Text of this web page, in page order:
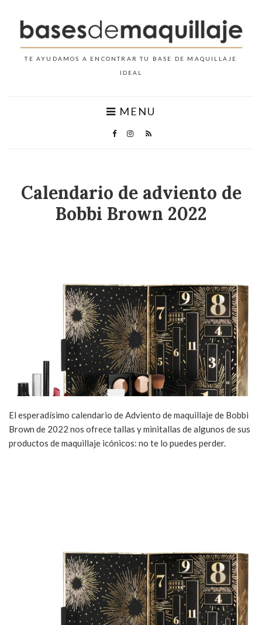
MENU
Calendario de adviento de
Bobbi Brown 2022
El esperadísimo calendario de Adviento de maquillaje de Bobbi
Brown de 2022 nos ofrece tallas y minitallas de algunos de sus
productos de maquillaje icónicos: no te lo puedes perder.